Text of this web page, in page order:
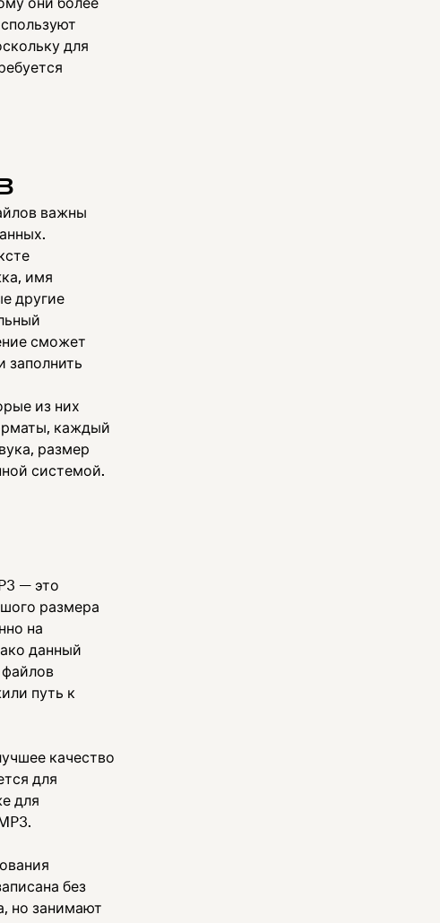
для
важны
имя
другие
сможет
заполнить
из них
каждый
размер
системой.
— это
размера
на
данный
путь к
качество
для
для
без
но занимают